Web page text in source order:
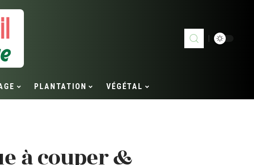
PLANTATION VÉGÉTAL
à couper &